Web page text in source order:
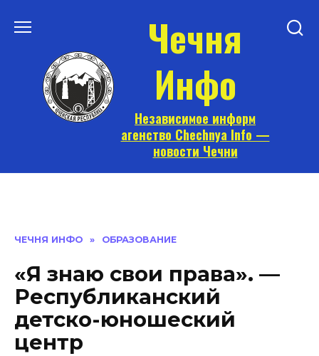
Чечня
Инфо
Независимое информ
агенство Chechnya Info —
новости Чечни
ЧЕЧНЯ ИНФО » ОБРАЗОВАНИЕ
«Я знаю свои права». —
Республиканский
детско-юношеский
центр